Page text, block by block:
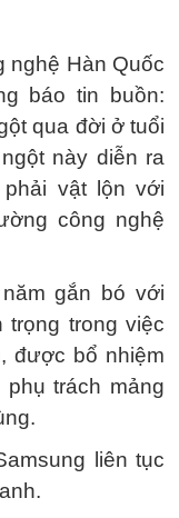
nghệ Hàn Quốc
báo tin buồn:
qua đời ở tuổi
này diễn ra
vật lộn với
công nghệ
gắn bó với
trọng trong việc
được bổ nhiệm
phụ trách mảng
liên tục